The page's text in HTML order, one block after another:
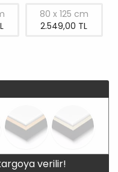
80 x 125 cm
2.549,00 TL
verilir!